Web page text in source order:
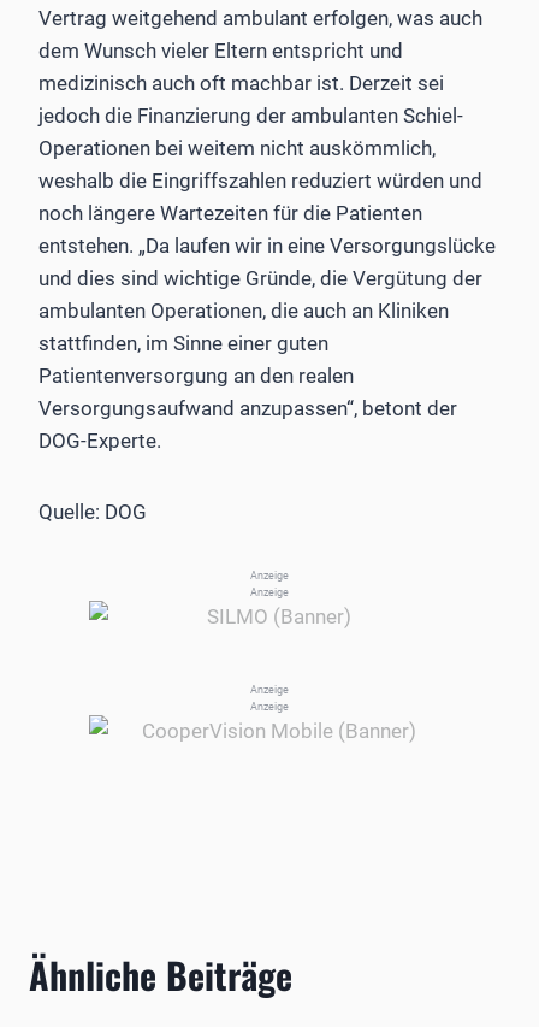
Vertrag weitgehend ambulant erfolgen, was auch
dem Wunsch vieler Eltern entspricht und
medizinisch auch oft machbar ist. Derzeit sei
jedoch die Finanzierung der ambulanten Schiel-
Operationen bei weitem nicht auskömmlich,
weshalb die Eingriffszahlen reduziert würden und
noch längere Wartezeiten für die Patienten
entstehen. „Da laufen wir in eine Versorgungslücke
und dies sind wichtige Gründe, die Vergütung der
ambulanten Operationen, die auch an Kliniken
stattfinden, im Sinne einer guten
Patientenversorgung an den realen
Versorgungsaufwand anzupassen“, betont der
DOG-Experte.
Quelle: DOG
Anzeige
Anzeige
Anzeige
Anzeige
Ähnliche Beiträge